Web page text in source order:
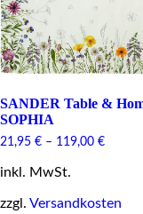
SANDER Table &
SOPHIA
21,95 € – 119,00 €
inkl. MwSt.
zzgl. Versandkosten